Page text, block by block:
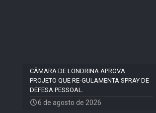
CÂMARA DE LONDRINA APROVA
PROJETO QUE RE-GULAMENTA SPRAY DE
DEFESA PESSOAL.
6 de agosto de 2026